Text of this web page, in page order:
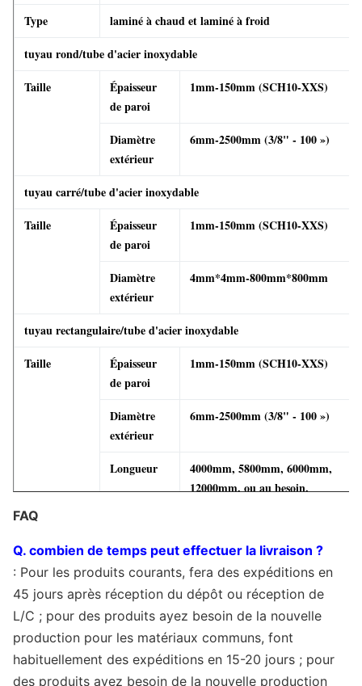
Type
laminé à chaud et laminé à froid
tuyau rond/tube d'acier inoxydable
Taille
Épaisseur
de paroi
1mm-150mm (SCH10-XXS)
Diamètre
extérieur
6mm-2500mm (3/8" - 100 »)
tuyau carré/tube d'acier inoxydable
Taille
Épaisseur
de paroi
1mm-150mm (SCH10-XXS)
Diamètre
extérieur
4mm*4mm-800mm*800mm
tuyau rectangulaire/tube d'acier inoxydable
Taille
Épaisseur
de paroi
1mm-150mm (SCH10-XXS)
Diamètre
extérieur
6mm-2500mm (3/8" - 100 »)
Longueur
4000mm, 5800mm, 6000mm,
12000mm, ou au besoin.
Termes
Conditions
de paiement
T/T, L/C, westen l'union
Délai de
livraison
La livraison rapide ou comme quantité
d'ordre.
Exportez
L'Irlande, le Singapour, l'Indonésie, l'Ukraine,
FAQ
Q. combien de temps peut effectuer la livraison ?
: Pour les produits courants, fera des expéditions en
45 jours après réception du dépôt ou réception de
L/C ; pour des produits ayez besoin de la nouvelle
production pour les matériaux communs, font
habituellement des expéditions en 15-20 jours ; pour
des produits ayez besoin de la nouvelle production